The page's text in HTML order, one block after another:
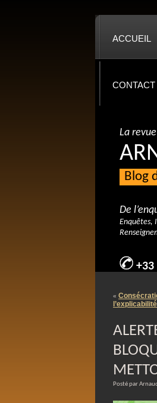
ACCUEIL
CONTACT
La
Blog
De
Enquêtes,
+33
«
Posté par